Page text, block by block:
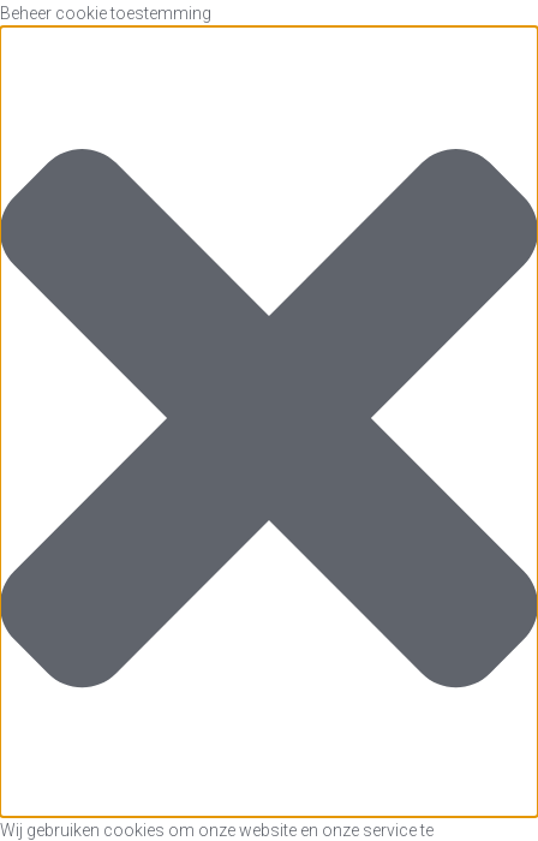
Beheer cookie toestemming
Wij gebruiken cookies om onze website en onze service te